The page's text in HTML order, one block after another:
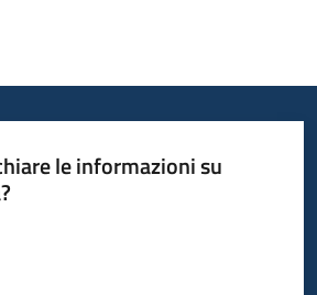
le informazioni su